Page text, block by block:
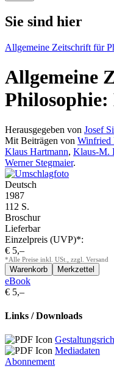
Sie sind hier
Allgemeine Zeitschrift für
Allgemeine
Philosophie:
Herausgegeben von Josef
Mit Beiträgen von Winfried
Klaus Hartmann, Klaus-M.
Werner Stegmaier.
Deutsch
1987
112 S.
Broschur
Lieferbar
Einzelpreis (UVP)*:
€ 5,–
*Alle Preise inkl. USt., zzgl. Versand
eBook
€ 5,–
Links / Downloads
Mediadaten
Abonnement